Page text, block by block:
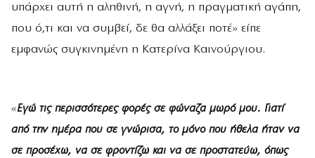
υπάρχει αυτή η αληθινή, η αγνή, η πραγματική αγάπη,
που ό,τι και να συμβεί, δε θα αλλάξει ποτέ» είπε
εμφανώς συγκινημένη η Κατερίνα Καινούργιου.
«Εγώ τις περισσότερες φορές σε φώναζα μωρό μου. Γιατί
από την ημέρα που σε γνώρισα, το μόνο που ήθελα ήταν να
σε προσέχω, να σε φροντίζω και να σε προστατεύω, όπως